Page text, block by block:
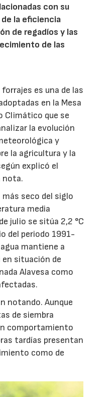
con su
la eficiencia
de regadíos y las
de las
es una de las
en la Mesa
Climático que se
la evolución
y
la agricultura y la
explicó el
nota.
seco del siglo
media
julio se sitúa 2,2 °C
del periodo 1991-
mantiene a
en situación de
Alavesa como
notando. Aunque
de siembra
comportamiento
tardías presentan
como de